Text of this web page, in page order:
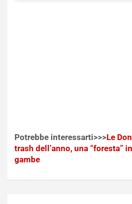
Potrebbe interessarti>>>Le
trash dell’anno, una “foresta”
gambe